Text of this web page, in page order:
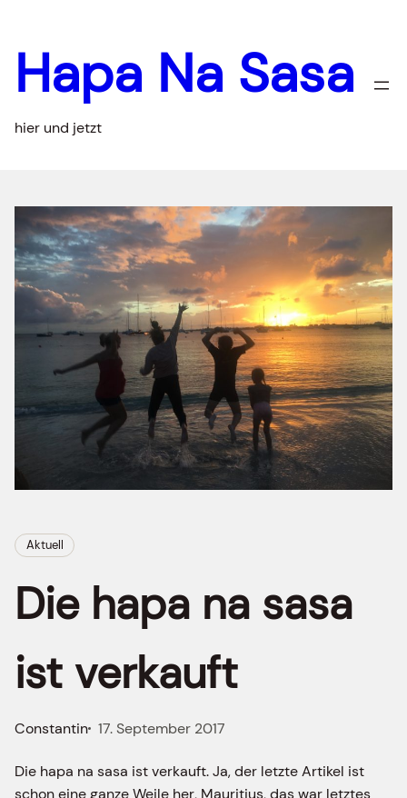
springen
Hapa Na Sasa
hier und jetzt
Aktuell
Die hapa na sasa
ist verkauft
Constantin 17. September 2017
Die hapa na sasa ist verkauft. Ja, der letzte Artikel ist
schon eine ganze Weile her, Mauritius, das war letztes